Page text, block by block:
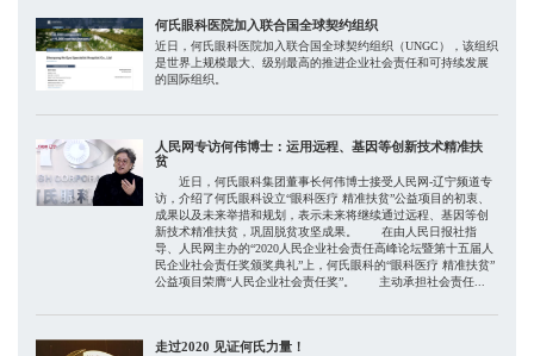
何氏眼科医院加入联合国全球契约组织
近日，何氏眼科医院加入联合国全球契约组织（UNGC），该组织
是世界上规模最大、级别最高的推进企业社会责任和可持续发展
的国际组织。
人民网专访何伟博士：运用远程、基因等创新技术精准扶
贫
近日，何氏眼科集团董事长何伟博士接受人民网-辽宁频道专
访，介绍了何氏眼科设立“眼科医疗 精准扶贫”公益项目的初衷、
成果以及未来举措和规划，表示未来将继续通过远程、基因等创
新技术精准扶贫，巩固脱贫攻坚成果。 在由人民日报社指
导、人民网主办的“2020人民企业社会责任高峰论坛暨第十五届人
民企业社会责任奖颁奖典礼”上，何氏眼科的“眼科医疗 精准扶贫”
公益项目荣膺“人民企业社会责任奖”。 主动承担社会责任...
走过2020 见证何氏力量！